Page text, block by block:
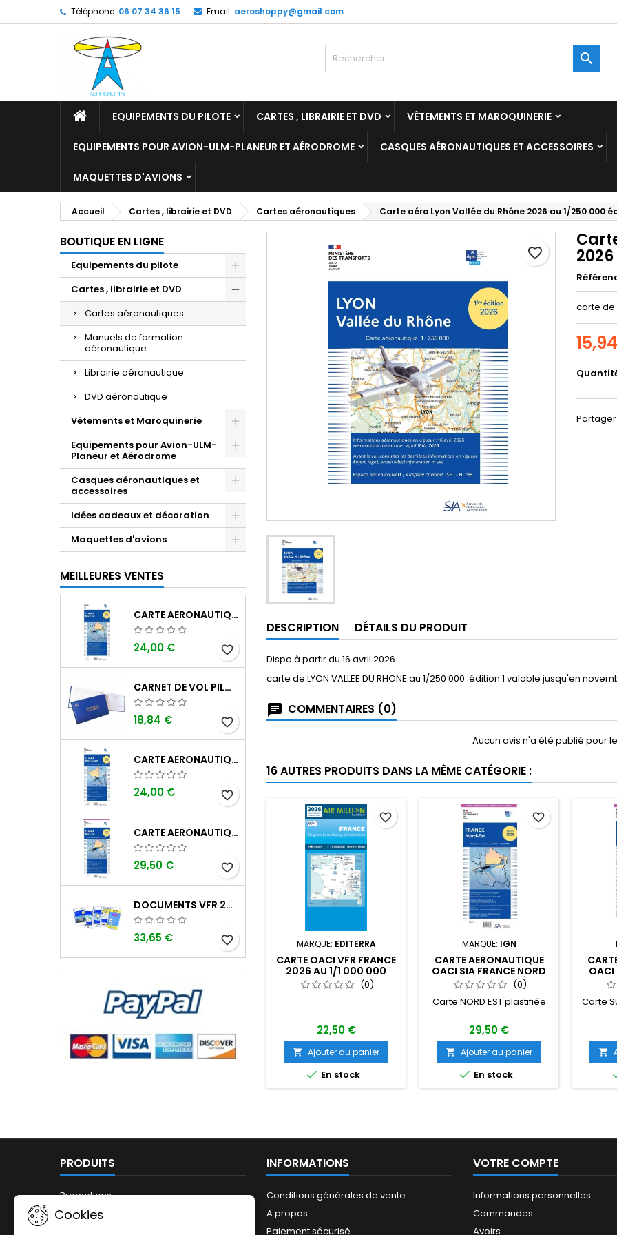
Téléphone: 06 07 34 36 15 Email: aeroshoppy@gmail.com

EQUIPEMENTS DU PILOTE CARTES , LIBRAIRIE ET DVD VÊTEMENTS ET MAROQUINERIE
EQUIPEMENTS POUR AVION-ULM-PLANEUR ET AÉRODROME CASQUES AÉRONAUTIQUES ET ACCESSOIRES
MAQUETTES D'AVIONS
Accueil Cartes , librairie et DVD Cartes aéronautiques Carte aéro Lyon Vallée du Rhône 2026 au 1/250 000
BOUTIQUE EN LIGNE
Equipements du pilote
Cartes , librairie et DVD
Cartes aéronautiques
Manuels de formation
aéronautique
Librairie aéronautique
DVD aéronautique
Vêtements et Maroquinerie
Equipements pour Avion-ULM-
Planeur et Aérodrome
Casques aéronautiques et
accessoires
Idées cadeaux et décoration
Maquettes d'avions
MEILLEURES VENTES
CARTE AERONAUTIQUE OACI SIA FRANCE NORD EST 2026 AU 1/500 000
24,00 € favorite_border
CARNET DE VOL PILOTE EASA "AVIONS/HÉLICOPTÈRES" DGAC
18,84 € favorite_border
CARTE AERONAUTIQUE OACI SIA FRANCE NORD OUEST 2026 AU 1/500 000
24,00 € favorite_border
CARTE AERONAUTIQUE OACI SIA FRANCE NORD EST 2026 PLASTIFIÉE AU 1/500 000
29,50 € favorite_border
DOCUMENTS VFR 2026 SIA EDITION 1
33,65 € favorite_border
carte de
favorite_border
Partager
DESCRIPTION DÉTAILS DU PRODUIT
Dispo à partir du 16 avril 2026
carte de LYON VALLEE DU RHONE au 1/250 000 édition 1 valable jusqu'en
COMMENTAIRES (0)
Aucun avis n'a été publié pour
16 AUTRES PRODUITS DANS LA MÊME CATÉGORIE :
MARQUE: EDITERRA
CARTE OACI VFR FRANCE
2026 AU 1/1 000 000
(0)
22,50 €
 Ajouter au panier
 En stock
favorite_border
MARQUE: IGN
CARTE AERONAUTIQUE
OACI SIA FRANCE NORD
EST 2026 PLASTIFIÉE AU
1/500 000
(0)
Carte NORD EST plastifiée
29,50 €
 Ajouter au panier
 En stock
favorite_border
OACI
Carte

PRODUITS
Promotions
Nouveaux produits
INFORMATIONS
Conditions générales de vente
A propos
Paiement sécurisé
VOTRE COMPTE
Informations personnelles
Commandes
Avoirs
My wishlists
Create new list
Créer une liste d'envies
Annuler Créer une liste d'envies
Connexion
Vous devez être connecté pour ajouter des produits à votre liste
Connexion
Cookies